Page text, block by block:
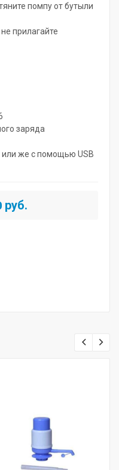
помпу от бутыли
прилагайте
заряда
или же с помощью USB
руб.